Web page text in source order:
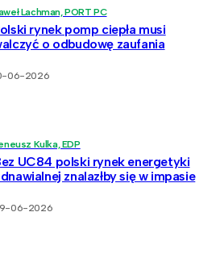
Lachman, PORT PC
rynek pomp ciepła musi
o odbudowę zaufania
06-2026
Kulka, EDP
UC84 polski rynek energetyki
znalazłby się w impasie
06-2026